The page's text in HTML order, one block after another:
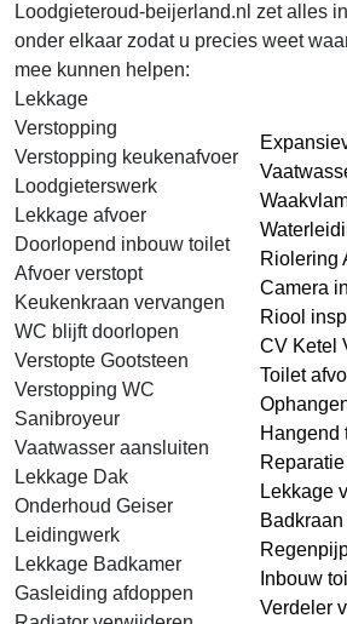
Loodgieteroud-beijerland.nl zet alles
onder elkaar zodat u precies weet
mee kunnen helpen:
Lekkage
Verstopping
Verstopping keukenafvoer
Loodgieterswerk
Lekkage afvoer
Doorlopend inbouw toilet
Afvoer verstopt
Keukenkraan vervangen
WC blijft doorlopen
Verstopte Gootsteen
Verstopping WC
Sanibroyeur
Vaatwasser aansluiten
Lekkage Dak
Onderhoud Geiser
Leidingwerk
Lekkage Badkamer
Gasleiding afdoppen
Riolering
Camera
Riool
CV Ketel
Toilet
Hangend
Lekkage
Badkraan
Inbouw
Verdeler